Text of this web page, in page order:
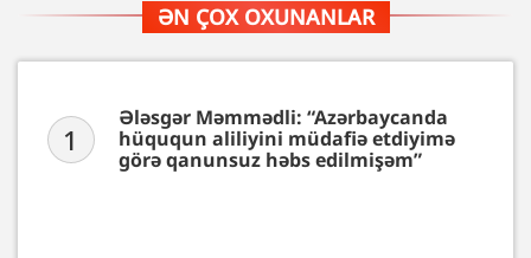
ƏN ÇOX OXUNANLAR
1
Ələsgər Məmmədli: “Azərbaycanda
hüququn aliliyini müdafiə etdiyimə
görə qanunsuz həbs edilmişəm”